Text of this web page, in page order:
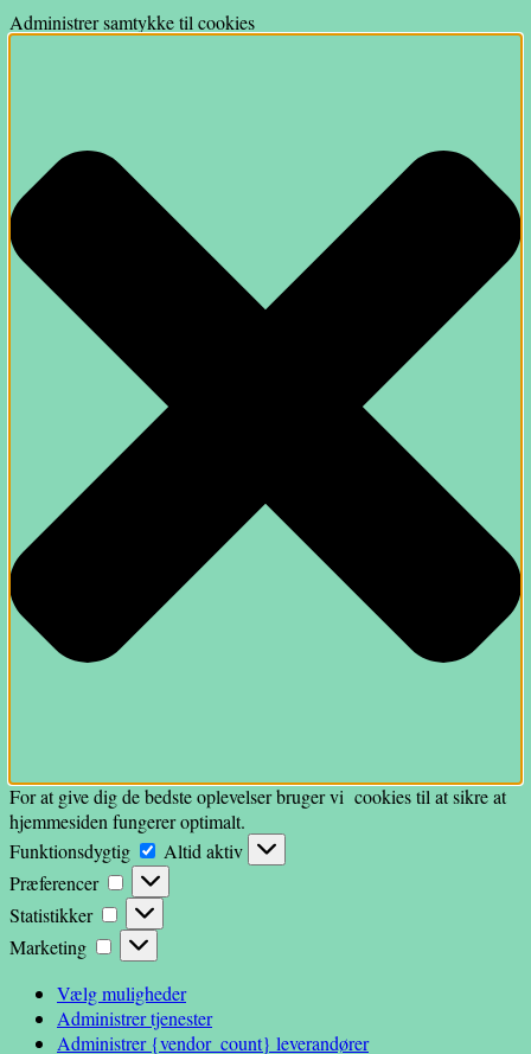
Administrer samtykke til cookies
For at give dig de bedste oplevelser bruger vi cookies til at sikre at
hjemmesiden fungerer optimalt.
Funktionsdygtig
Funktionsdygtig
Altid aktiv
Præferencer
Præferencer
Statistikker
Statistikker
Marketing
Marketing
Vælg muligheder
Administrer tjenester
Administrer {vendor_count} leverandører